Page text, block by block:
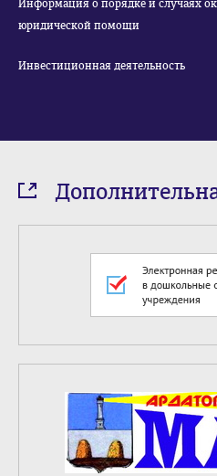
Информация о порядке и случаях
юридической помощи
Инвестиционная деятельность